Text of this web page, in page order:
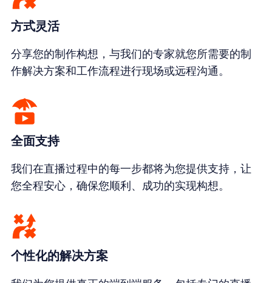
方式灵活
分享您的制作构想，与我们的专家就您所需要的制
作解决方案和工作流程进行现场或远程沟通。
全面支持
我们在直播过程中的每一步都将为您提供支持，让
您全程安心，确保您顺利、成功的实现构想。
个性化的解决方案